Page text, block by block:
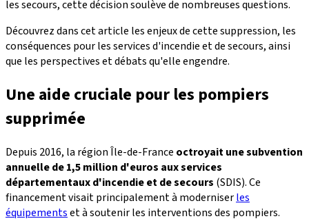
les secours, cette décision soulève de nombreuses questions.
Découvrez dans cet article les enjeux de cette suppression, les
conséquences pour les services d'incendie et de secours, ainsi
que les perspectives et débats qu'elle engendre.
Une aide cruciale pour les pompiers
supprimée
Depuis 2016, la région Île-de-France octroyait une subvention
annuelle de 1,5 million d'euros aux services
départementaux d'incendie et de secours (SDIS). Ce
financement visait principalement à moderniserles
équipementset à soutenir les interventions des pompiers.